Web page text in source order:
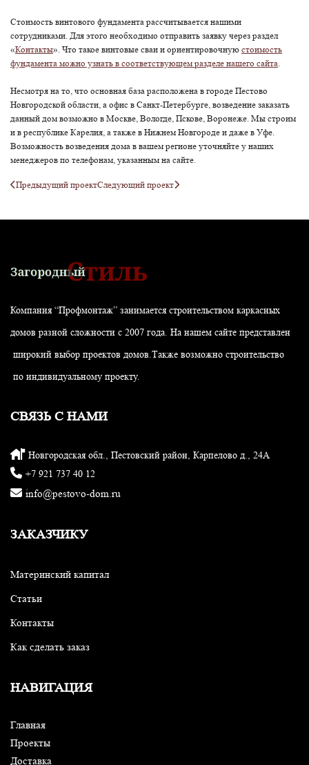
Стоимость винтового фундамента рассчитывается нашими
сотрудниками. Для этого необходимо отправить заявку через раздел
«Контакты». Что такое винтовые сваи и ориентировочную стоимость
фундамента можно узнать в соответствующем разделе нашего сайта
Несмотря на то, что основная база расположена в городе Пестово
Новгородской области, а офис в Санкт-Петербурге, возведение заказать
данный дом возможно в Москве, Вологде, Пскове, Воронеже. Мы строим
и в республике Карелия, а также в Нижнем Новгороде и даже в Уфе.
Возможность возведения дома в вашем регионе уточняйте у наших
менеджеров по телефонам, указанным на сайте.
Предыдущий проектСледующий проект
Компания “Профмонтаж” занимается строительством каркасных
домов разной сложности с 2007 года. На нашем сайте представлен
широкий выбор проектов домов.Также возможно строительство
по индивидуальному проекту.
СВЯЗЬ С НАМИ
Новгородская обл., Пестовский район, Карпелово д., 24А
+7 921 737 40 12
info@pestovo-dom.ru
ЗАКАЗЧИКУ
Материнский капитал
Статьи
Контакты
Как сделать заказ
НАВИГАЦИЯ
Главная
Проекты
Доставка